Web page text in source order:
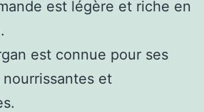
est légère et riche en
est connue pour ses
et